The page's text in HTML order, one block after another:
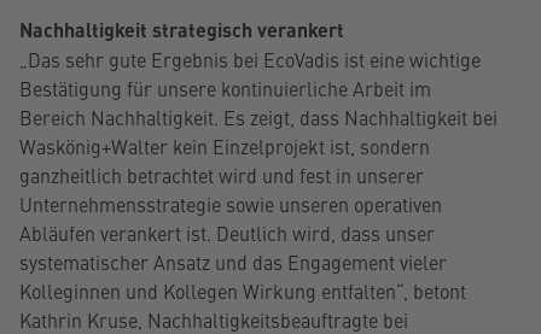
Nachhaltigkeit strategisch verankert
„Das sehr gute Ergebnis bei EcoVadis ist eine wichtige
Bestätigung für unsere kontinuierliche Arbeit im
Bereich Nachhaltigkeit. Es zeigt, dass Nachhaltigkeit bei
Waskönig+Walter kein Einzelprojekt ist, sondern
ganzheitlich betrachtet wird und fest in unserer
Unternehmensstrategie sowie unseren operativen
Abläufen verankert ist. Deutlich wird, dass unser
systematischer Ansatz und das Engagement vieler
Kolleginnen und Kollegen Wirkung entfalten“, betont
Kathrin Kruse, Nachhaltigkeitsbeauftragte bei